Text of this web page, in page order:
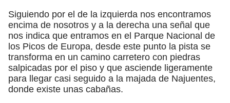
Siguiendo por el de la izquierda nos encontramos
encima de nosotros y a la derecha una señal que
nos indica que entramos en el Parque Nacional de
los Picos de Europa, desde este punto la pista se
transforma en un camino carretero con piedras
salpicadas por el piso y que asciende ligeramente
para llegar casi seguido a la majada de Najuentes,
donde existe unas cabañas.